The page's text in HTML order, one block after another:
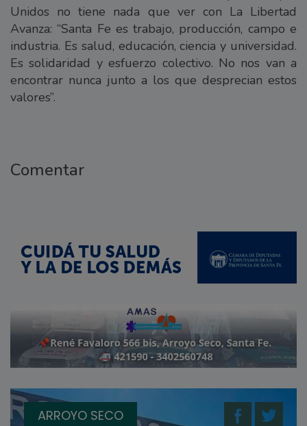
Unidos no tiene nada que ver con La Libertad
Avanza: “Santa Fe es trabajo, producción, campo e
industria. Es salud, educación, ciencia y universidad.
Es solidaridad y esfuerzo colectivo. No nos van a
encontrar nunca junto a los que desprecian estos
valores”.
Comentar
ARROYO SECO